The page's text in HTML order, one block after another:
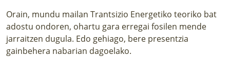
Orain, mundu mailan Trantsizio Energetiko teoriko bat
adostu ondoren, ohartu gara erregai fosilen mende
jarraitzen dugula. Edo gehiago, bere presentzia
gainbehera nabarian dagoelako.